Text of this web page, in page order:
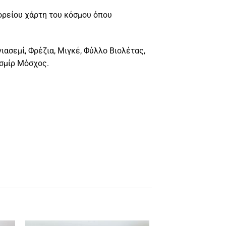
χάρτη του κόσμου όπου
Φρέζια, Μιγκέ, Φύλλο Βιολέτας,
Μόσχος.